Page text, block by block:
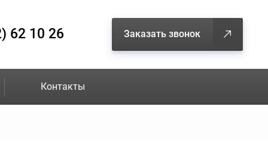
62 10 26 Заказать звонок
Контакты